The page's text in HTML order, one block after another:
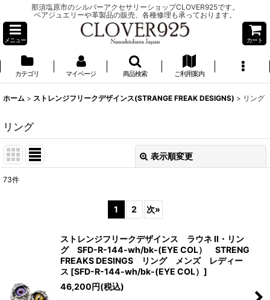
那須塩原市のシルバーアクセサリーショップCLOVER925です。
ペアジュエリーや革製品の販売、各種修理も承っております。
メニュー カート
カテゴリ マイページ 商品検索 ご利用案内
ホーム > ストレンジフリークデザインス(STRANGE FREAK DESIGNS) > リング
リング
表示順変更
絞り込む
73件
1 2 次»
ストレンジフリークデザインス ラウネ II・リン
グ SFD-R-144-wh/bk-(EYE COL） STRENG
FREAKS DESINGS リング メンズ レディー
ス [SFD-R-144-wh/bk-(EYE COL） ]
46,200円(税込)